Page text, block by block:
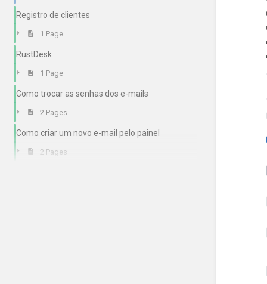
Registro de clientes
1 Page
RustDesk
1 Page
Como trocar as senhas dos e-mails
2 Pages
Como criar um novo e-mail pelo painel
2 Pages